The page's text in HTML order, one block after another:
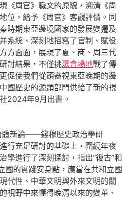
《周官》職文的原貌，溯清《周
位，給予《周官》客觀評價。同
時期東亞邊境國家的發展變遷及
系統、深刻地描寫了官制、賦役
方面面，展現了夏、商、周三代
討結果，不僅挑聚會場地戰了傳
促使我們從頭審視東亞晚期的邊
國歷史的源頭部門供給了新的視
2024年9月出書。
體新論——錢穆歷史政治學研
行充足研討的基礎上，圍繞年夜
學進行了深刻探討，指出“復古”和
國的實踐安身點，應當在共和立國
代性、中華文明與外來文明的關
視野中來懂得晚清以來的變革、